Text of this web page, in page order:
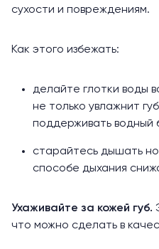
сухости и повреждениям.
Как этого избежать:
делайте глотки воды
не только увлажнит
поддерживать водный
старайтесь дышать
способе дыхания
Ухаживайте за кожей губ.
что можно сделать в